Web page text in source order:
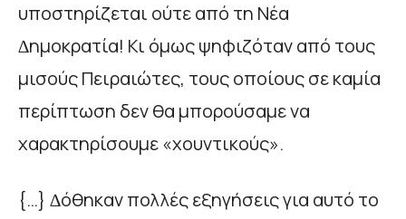
υποστηρίζεται ούτε από τη Νέα
∆ηµοκρατία! Κι όµως ψηφιζόταν από τους
µισούς Πειραιώτες, τους οποίους σε καµία
περίπτωση δεν θα µπορούσαµε να
χαρακτηρίσουµε «χουντικούς».
{…} ∆όθηκαν πολλές εξηγήσεις για αυτό το